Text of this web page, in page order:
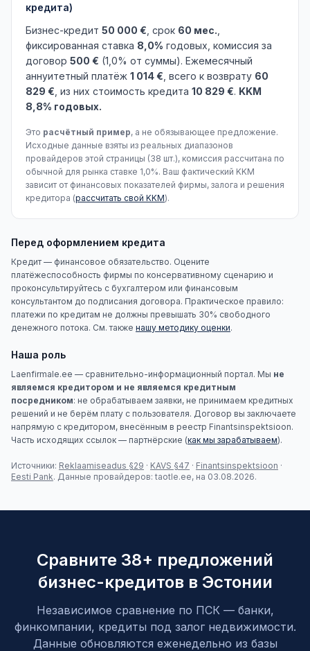
кредита)
Бизнес-кредит 50 000 € , срок 60 мес.
фиксированная ставка 8,0% годовых, комиссия за
договор 500 € (1,0% от суммы). Ежемесячный
аннуитетный платёж 1 014 € , всего к возврату 60
829 € , из них стоимость кредита 10 829 €. KKM
8,8% годовых.
Это расчётный пример, а не обязывающее предложение.
Исходные данные взяты из реальных диапазонов
провайдеров этой страницы (38 шт.), комиссия рассчитана по
обычной для рынка ставке 1,0%. Ваш фактический KKM
зависит от финансовых показателей фирмы, залога и решения
кредитора (рассчитать свой KKM).
Перед оформлением кредита
Кредит — финансовое обязательство. Оцените
платёжеспособность фирмы по консервативному сценарию и
проконсультируйтесь с бухгалтером или финансовым
консультантом до подписания договора. Практическое правило:
платежи по кредитам не должны превышать 30% свободного
денежного потока. См. также нашу методику оценки.
Наша роль
Laenfirmale.ee — сравнительно-информационный портал. Мы не
являемся кредитором и не являемся кредитным
посредником: не обрабатываем заявки, не принимаем кредитных
решений и не берём плату с пользователя. Договор вы заключаете
напрямую с кредитором, внесённым в реестр Finantsinspektsioon.
Часть исходящих ссылок — партнёрские (как мы зарабатываем).
Источники: Reklaamiseadus §29 · KAVS §47 · Finantsinspektsioon ·
Eesti Pank. Данные провайдеров: taotle.ee, на 03.08.2026.
Сравните 38+ предложений
бизнес-кредитов в Эстонии
Независимое сравнение по ПСК — банки,
финкомпании, кредиты под залог недвижимости.
Данные обновляются еженедельно из базы